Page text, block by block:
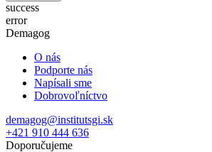
success
error
Demagog
O nás
Podporte nás
Napísali sme
Dobrovoľníctvo
demagog@institutsgi.sk
+421 910 444 636
Doporučujeme